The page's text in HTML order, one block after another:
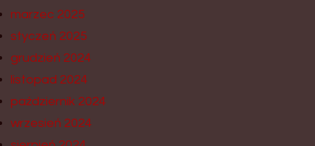
marzec 2025
styczeń 2025
grudzień 2024
listopad 2024
październik 2024
wrzesień 2024